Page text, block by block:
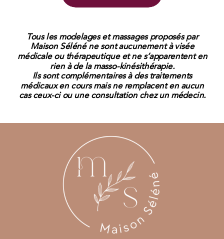
Tous les modelages et massages proposés par
Maison Séléné ne sont aucunement à visée
médicale ou thérapeutique et ne s’apparentent en
rien à de la masso-kinésithérapie.
Ils sont complémentaires à des traitements
médicaux en cours mais ne remplacent en aucun
cas ceux-ci ou une consultation chez un médecin.